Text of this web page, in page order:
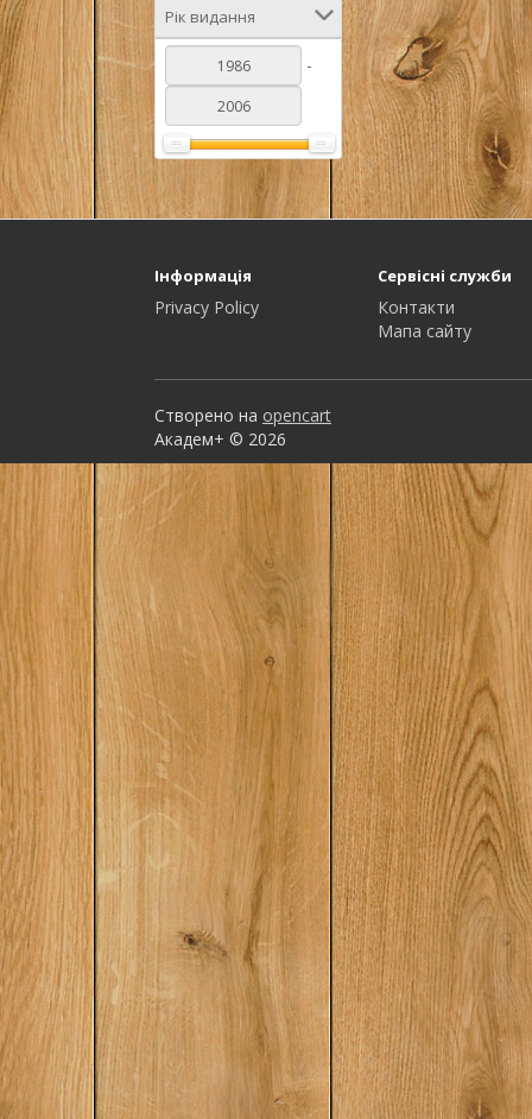
Рік видання
-
Інформація
Privacy Policy
Сервісні служби
Контакти
Мапа сайту
Створено на opencart
Академ+ © 2026